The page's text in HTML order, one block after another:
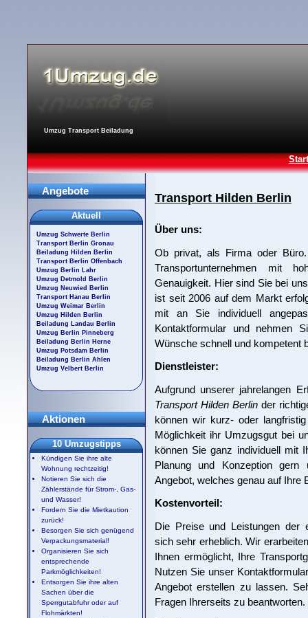
Umzug Transport Beiladung
Transport Hilden Berlin
Über uns:
Ob privat, als Firma oder
Transportunternehmen mit
Genauigkeit. Hier sind Sie bei
ist seit 2006 auf dem Markt
mit an Sie individuell
Kontaktformular und nehmen
Wünsche schnell und kompetent
Dienstleister:
Aufgrund unserer jahrelangen
Transport Hilden Berlinder
können wir kurz- oder
Möglichkeit ihr Umzugsgut bei
können Sie ganz individuell mit
Planung und Konzeption
Angebot, welches genau auf Ihre
Kostenvorteil:
Die Preise und Leistungen der
sich sehr erheblich. Wir
Ihnen ermöglicht, Ihre
Nutzen Sie unser
Angebot erstellen zu lassen.
Fragen Ihrerseits zu beantworten.
Angebote
Aktuell
Umzug Schwerte Berlin
Transport Berlin Gronau
Beiladung Hilden Berlin
Transport Berlin Offenbach
Umzug Berlin Lahr
Umzug Detmold Berlin
Umzug Neuwied Berlin
Transport Hanau Berlin
Umzug Weimar Berlin
Umzug Hilden Berlin
Beiladung Landau Berlin
Umzug Berlin Pinneberg
Beiladung Berlin Herne
Umzug Potsdam Berlin
Beiladung Berlin Ahlen
Umzug Velbert Berlin
Aktionen
10 Umzugstipps
Kündigen Sie ihre alte
Wohnung rechtzeitig!
Notieren Sie sich die
Zählerstände für Strom-, Gas-
und Wasser!
Fordern Sie die Mietkaution
zurück!
Besorgen Sie sich genügend
Verpackungsmaterial!
Organisieren Sie sich
entsprechende
Parkmöglichkeiten!
Entsorgen Sie ihre alten
Sachen über die
Sperrgutabfuhr oder auf
Flohmärkten!